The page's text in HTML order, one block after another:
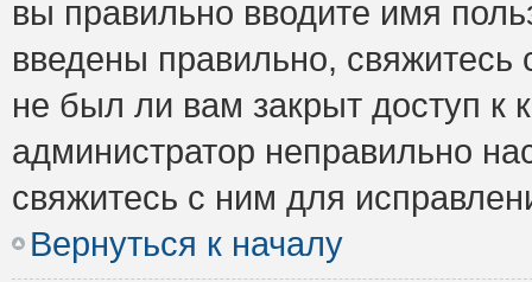
вы правильно вводите имя
введены правильно,
не был ли вам закрыт доступ к
администратор неправильно
свяжитесь с ним для
Вернуться к началу